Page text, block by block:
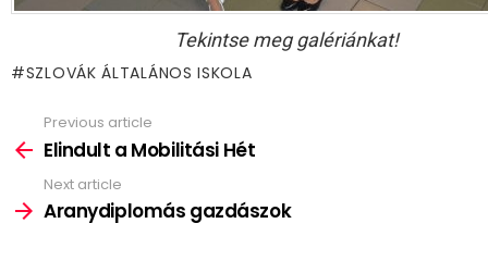
Tekintse meg galériánkat!
SZLOVÁK ÁLTALÁNOS ISKOLA
more
Previous article
Elindult a Mobilitási Hét
Next article
Aranydiplomás gazdászok